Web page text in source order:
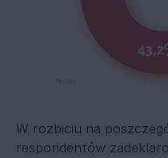
W rozbiciu na
respondentów